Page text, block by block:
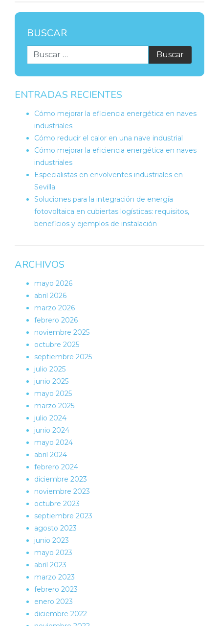
BUSCAR
ENTRADAS RECIENTES
Cómo mejorar la eficiencia energética en naves
industriales
Cómo reducir el calor en una nave industrial
Cómo mejorar la eficiencia energética en naves
industriales
Especialistas en envolventes industriales en
Sevilla
Soluciones para la integración de energía
fotovoltaica en cubiertas logísticas: requisitos,
beneficios y ejemplos de instalación
ARCHIVOS
mayo 2026
abril 2026
marzo 2026
febrero 2026
noviembre 2025
octubre 2025
septiembre 2025
julio 2025
junio 2025
mayo 2025
marzo 2025
julio 2024
junio 2024
mayo 2024
abril 2024
febrero 2024
diciembre 2023
noviembre 2023
octubre 2023
septiembre 2023
agosto 2023
junio 2023
mayo 2023
abril 2023
marzo 2023
febrero 2023
enero 2023
diciembre 2022